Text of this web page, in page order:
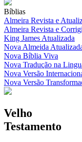
Bíblias
Almeira Revista e
Almeira Revista e
King James Atualizada
Nova Almeida
Nova Bíblia Viva
Nova Tradução na
Nova Versão
Nova Versão
Velho
Testamento